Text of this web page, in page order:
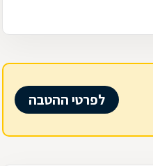
לפרטי ההטבה